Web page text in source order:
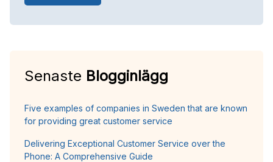
Senaste Blogginlägg
Five examples of companies in Sweden that are known
for providing great customer service
Delivering Exceptional Customer Service over the
Phone: A Comprehensive Guide